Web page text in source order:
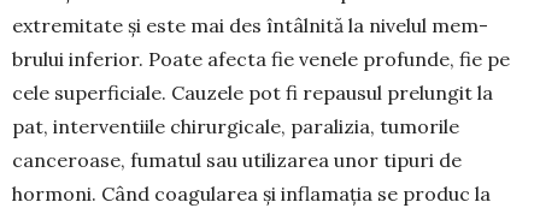
ex­tremitate și este mai des întâlnită la nivelul mem­
brului inferior. Poate afecta fie venele profunde, fie pe
cele superficiale. Cauzele pot fi repausul prelun­git la
pat, interventiile chirurgicale, paralizia, tumo­rile
canceroase, fumatul sau utilizarea unor tipuri de
hormoni. Când coa­gularea și inflamația se pro­duc la